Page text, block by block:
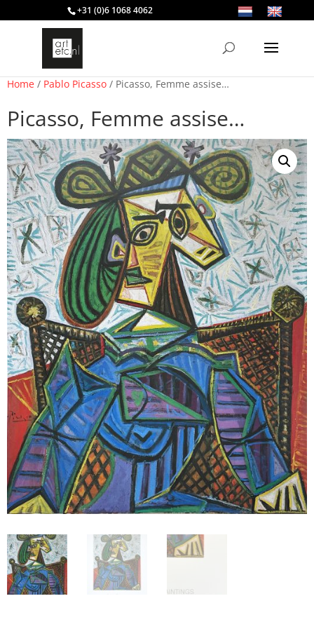
+31 (0)6 1068 4062
Home / Pablo Picasso / Picasso, Femme assise…
Picasso, Femme assise…